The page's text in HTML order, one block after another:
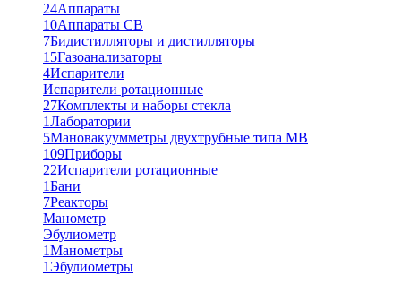
24Аппараты
10Аппараты СВ
7Бидистилляторы и дистилляторы
15Газоанализаторы
4Испарители
Испарители ротационные
27Комплекты и наборы стекла
1Лаборатории
5Мановакуумметры двухтрубные типа МВ
109Приборы
22Испарители ротационные
1Бани
7Реакторы
Манометр
Эбулиометр
1Манометры
1Эбулиометры